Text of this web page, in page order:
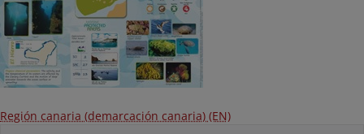
Región canaria (demarcación canaria) (EN)